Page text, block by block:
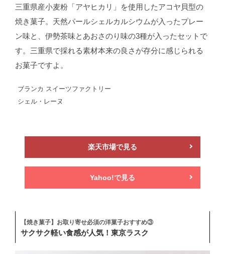
三重県産小麦粉「アヤヒカリ」を使用したアコヤ貝型の
焼き菓子。天然パールシェルカルシウムが入ったプレー
ン味と、伊勢茶味とあおさのり味の3種が入ったセットで
す。三重県で採れる素材本来の良さが存分に感じられる
お菓子ですよ。
ブランカ スイーツファクトリー
シェル・レーヌ
楽天市場で見る
Yahoo!で見る
【焼き菓子】お取り寄せ必須の洋菓子おすすめ③
サクサク軽い食感が人気！東京ラスク